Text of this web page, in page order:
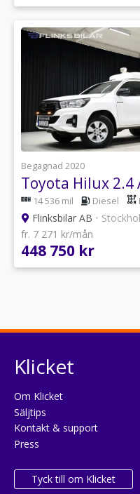
Begagnad 2020
14 536 mil Diesel
Flinksbilar AB •
fr. 7 271 kr/mån
448 750 kr
Klicket
Om Klicket
Säljtips
Kontakt & support
Press
Tyck till om Klicket